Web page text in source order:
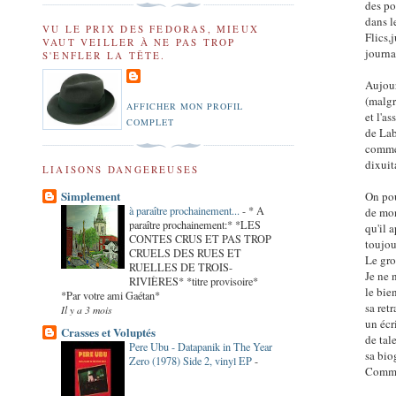
des
dans
et
de
On
de
qu'il
Le
Je ne
le
sa
un
de
sa
VU LE PRIX DES FEDORAS, MIEUX
VAUT VEILLER À NE PAS TROP
S'ENFLER LA TÊTE.
AFFICHER MON PROFIL
COMPLET
LIAISONS DANGEREUSES
Simplement
à paraître prochainement... - * A
paraître prochainement:* *LES
CONTES CRUS ET PAS TROP
CRUELS DES RUES ET
RUELLES DE TROIS-
RIVIÈRES* *titre provisoire*
*Par votre ami Gaétan*
Il y a 3 mois
Crasses et Voluptés
Pere Ubu - Datapanik in The Year
Zero (1978) Side 2, vinyl EP-